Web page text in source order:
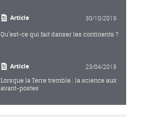
Article 30/10/2019
Qu’est-ce qui fait danser les continents ?
Article 23/04/2019
Lorsque la Terre tremble : la science aux
avant-postes